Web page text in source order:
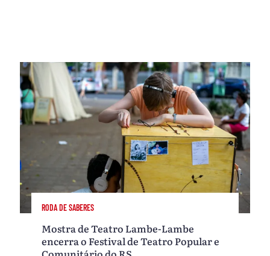
RODA DE SABERES
Mostra de Teatro Lambe-Lambe
encerra o Festival de Teatro Popular e